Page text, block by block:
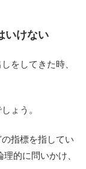
いけない
をしてきた時、
ょう。
指標を指してい
的に問いかけ、